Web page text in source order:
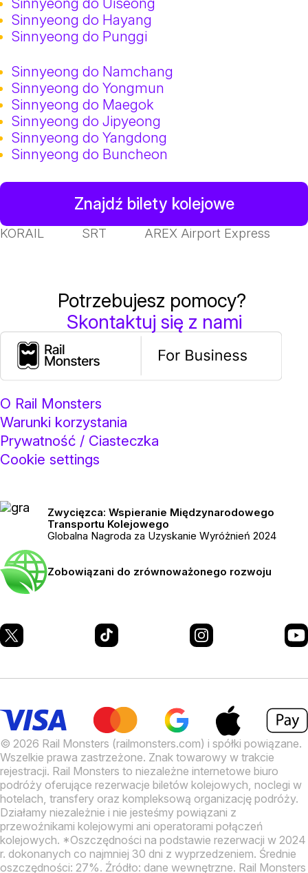
Sinnyeong do Hayang
Sinnyeong do Punggi
Sinnyeong do Namchang
Sinnyeong do Yongmun
Sinnyeong do Maegok
Sinnyeong do Jipyeong
Sinnyeong do Yangdong
Sinnyeong do Buncheon
Znajdź bilety kolejowe
KORAIL SRT AREX Airport Express
Potrzebujesz pomocy?
Skontaktuj się z nami
O Rail Monsters
Warunki korzystania
Prywatność / Ciasteczka
Cookie settings
Zwycięzca: Wspieranie Międzynarodowego
Transportu Kolejowego
Globalna Nagroda za Uzyskanie Wyróżnień 2024
Zobowiązani do zrównoważonego rozwoju
© 2026 Rail Monsters (railmonsters.com) i spółki powiązane.
Wszelkie prawa zastrzeżone. Znak towarowy w trakcie
rejestracji. Rail Monsters to niezależne internetowe biuro
podróży oferujące rezerwacje biletów kolejowych, noclegi w
hotelach, transfery oraz kompleksową organizację podróży.
Działamy niezależnie i nie jesteśmy powiązani z
przewoźnikami kolejowymi ani operatorami połączeń
kolejowych. *Oszczędności na podstawie rezerwacji w 2024
r. dokonanych co najmniej 30 dni z wyprzedzeniem. Średnie
oszczędności: 27%. Źródło: dane wewnętrzne. Rail Monsters